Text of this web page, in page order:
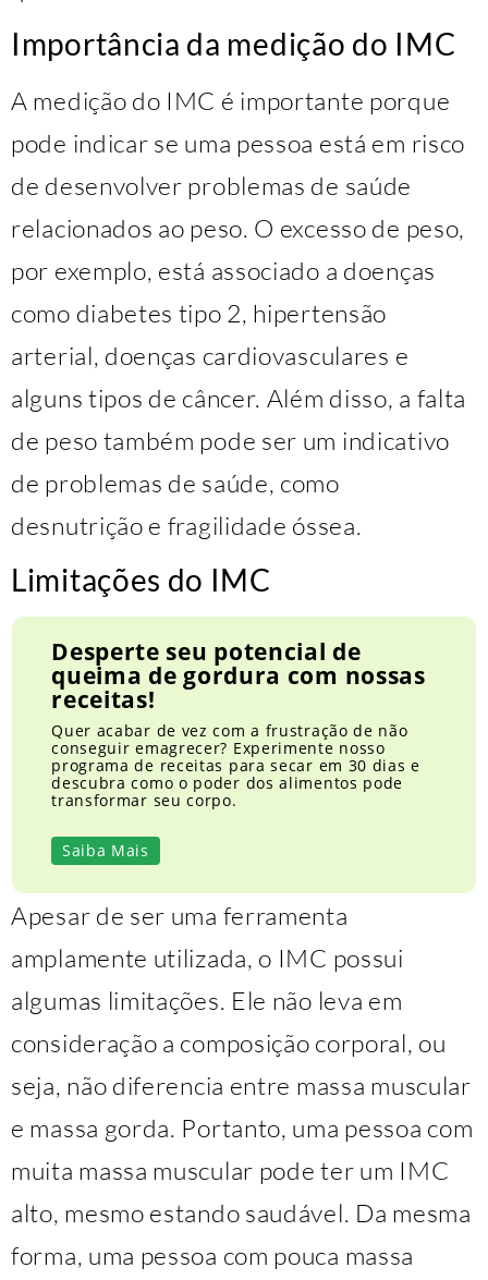
Importância da medição do IMC
A medição do IMC é importante porque
pode indicar se uma pessoa está em risco
de desenvolver problemas de saúde
relacionados ao peso. O excesso de peso,
por exemplo, está associado a doenças
como diabetes tipo 2, hipertensão
arterial, doenças cardiovasculares e
alguns tipos de câncer. Além disso, a falta
de peso também pode ser um indicativo
de problemas de saúde, como
desnutrição e fragilidade óssea.
Limitações do IMC
Desperte seu potencial de
queima de gordura com nossas
receitas!
Quer acabar de vez com a frustração de não
conseguir emagrecer? Experimente nosso
programa de receitas para secar em 30 dias e
descubra como o poder dos alimentos pode
transformar seu corpo.
Saiba Mais
Apesar de ser uma ferramenta
amplamente utilizada, o IMC possui
algumas limitações. Ele não leva em
consideração a composição corporal, ou
seja, não diferencia entre massa muscular
e massa gorda. Portanto, uma pessoa com
muita massa muscular pode ter um IMC
alto, mesmo estando saudável. Da mesma
forma, uma pessoa com pouca massa